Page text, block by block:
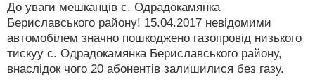
До уваги мешканців с. Одрадокамянка
Бериславського району! 15.04.2017 невідомими
автомобілем значно пошкоджено газопровід низького
тискуу с. Одрадокамянка Бериславського району,
внаслідок чого 20 абонентів залишилися без газу.